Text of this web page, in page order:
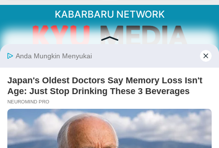
KABARBARU NETWORK
Kabarbaru.co menyajikan berita aktual dan
inspiratif dari sudut pandang berbaik sangka
Follow Kabarbaru